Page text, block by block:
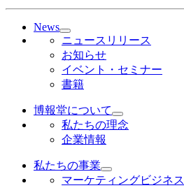
News
ニュースリリース
お知らせ
イベント・セミナー
書籍
博報堂について
私たちの理念
企業情報
私たちの事業
マーケティングビジネス